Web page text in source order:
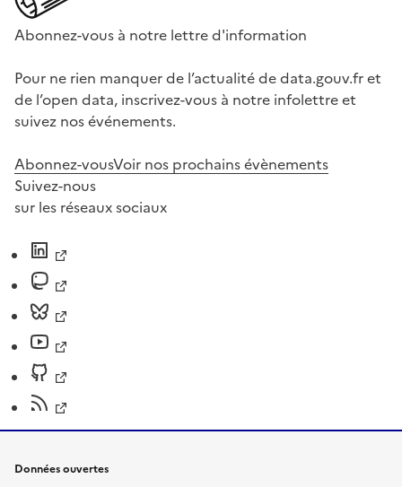
Abonnez-vous à notre lettre d'information
Pour ne rien manquer de l’actualité de data.gouv.fr et
de l’open data, inscrivez-vous à notre infolettre et
suivez nos événements.
Abonnez-vousVoir nos prochains évènements
Suivez-nous
sur les réseaux sociaux
Données ouvertes